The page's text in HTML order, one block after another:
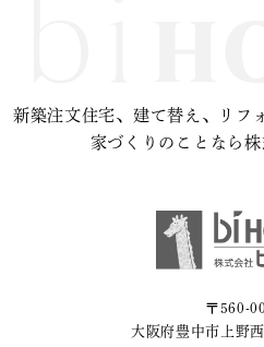
2023年08月 (2)
新築注文住宅、建て替え、リフ
家づくりのことなら
〒560-
大阪府豊中市上野